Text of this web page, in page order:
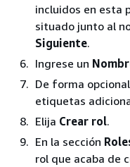
incluidos en esta
situado junto al
Siguiente.
Ingrese un
De forma
etiquetas
Elija Crear rol.
En la sección
rol que acaba de